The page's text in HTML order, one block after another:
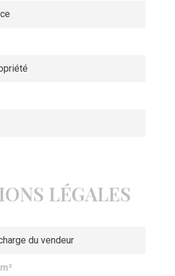
LÉGALES
du vendeur